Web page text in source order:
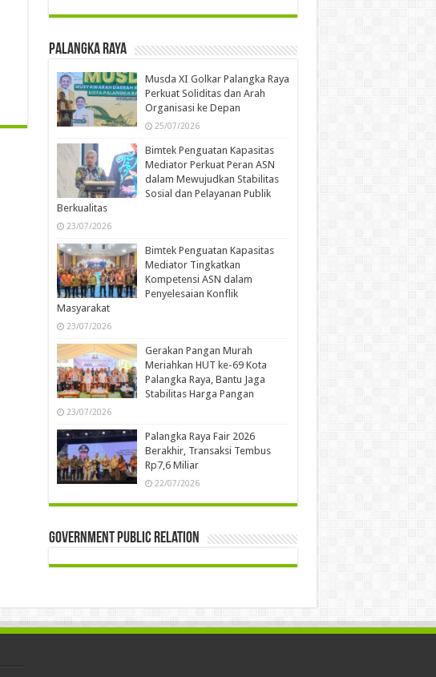
Palangka Raya
Musda XI Golkar Palangka Raya
Perkuat Soliditas dan Arah
Organisasi ke Depan
25/07/2026
Bimtek Penguatan Kapasitas
Mediator Perkuat Peran ASN
dalam Mewujudkan Stabilitas
Sosial dan Pelayanan Publik
Berkualitas
23/07/2026
Bimtek Penguatan Kapasitas
Mediator Tingkatkan
Kompetensi ASN dalam
Penyelesaian Konflik
Masyarakat
23/07/2026
Gerakan Pangan Murah
Meriahkan HUT ke-69 Kota
Palangka Raya, Bantu Jaga
Stabilitas Harga Pangan
23/07/2026
Palangka Raya Fair 2026
Berakhir, Transaksi Tembus
Rp7,6 Miliar
22/07/2026
Government Public Relation